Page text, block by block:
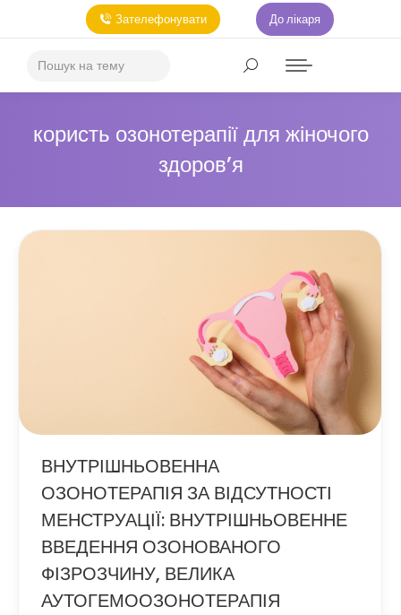
Зателефонувати До лікаря
користь озонотерапії для жіночого
здоров’я
ВНУТРІШНЬОВЕННА
ОЗОНОТЕРАПІЯ ЗА ВІДСУТНОСТІ
МЕНСТРУАЦІЇ: ВНУТРІШНЬОВЕННЕ
ВВЕДЕННЯ ОЗОНОВАНОГО
ФІЗРОЗЧИНУ, ВЕЛИКА
АУТОГЕМООЗОНОТЕРАПІЯ